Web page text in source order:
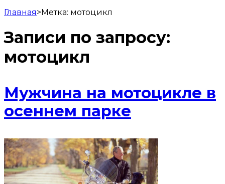
Главная>Метка: мотоцикл
Записи по запросу:
мотоцикл
Мужчина на мотоцикле в
осеннем парке